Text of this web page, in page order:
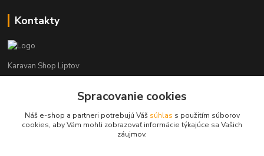
Kontakty
Karavan Shop Liptov
+421 903 626 885
info@karavanshopliptov.sk
Spracovanie cookies
Náš e-shop a partneri potrebujú Váš súhlas s použitím súborov
cookies, aby Vám mohli zobrazovať informácie týkajúce sa Vašich
záujmov.